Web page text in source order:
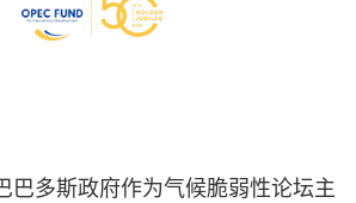
巴多斯政府作为气候脆弱性论坛主